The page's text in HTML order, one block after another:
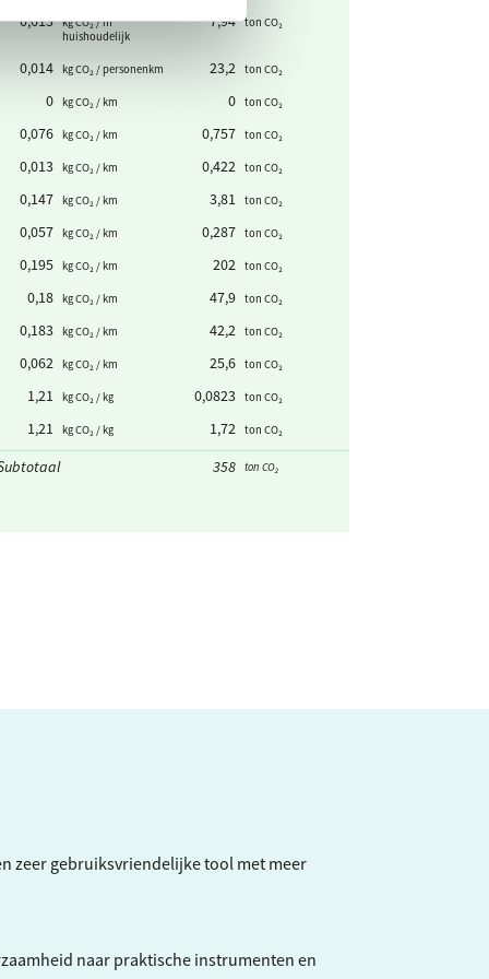
0,613
kg CO₂ / m³
huishoudelijk
7,94 ton CO₂
0,014 kg CO₂ / personenkm 23,2 ton CO₂
0 kg CO₂ / km 0 ton CO₂
0,076 kg CO₂ / km 0,757 ton CO₂
0,013 kg CO₂ / km 0,422 ton CO₂
0,147 kg CO₂ / km 3,81 ton CO₂
0,057 kg CO₂ / km 0,287 ton CO₂
0,195 kg CO₂ / km 202 ton CO₂
0,18 kg CO₂ / km 47,9 ton CO₂
0,183 kg CO₂ / km 42,2 ton CO₂
0,062 kg CO₂ / km 25,6 ton CO₂
1,21 kg CO₂ / kg 0,0823 ton CO₂
1,21 kg CO₂ / kg 1,72 ton CO₂
358 ton CO₂
zeer gebruiksvriendelijke tool met meer
naar praktische instrumenten en